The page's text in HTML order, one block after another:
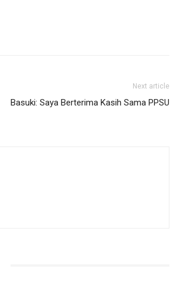
Next article
Basuki: Saya Berterima Kasih Sama PPSU